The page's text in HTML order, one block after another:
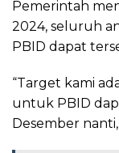
Pemerintah
2024, seluruh
PBID dapat
“Target kami
untuk PBID
Desember